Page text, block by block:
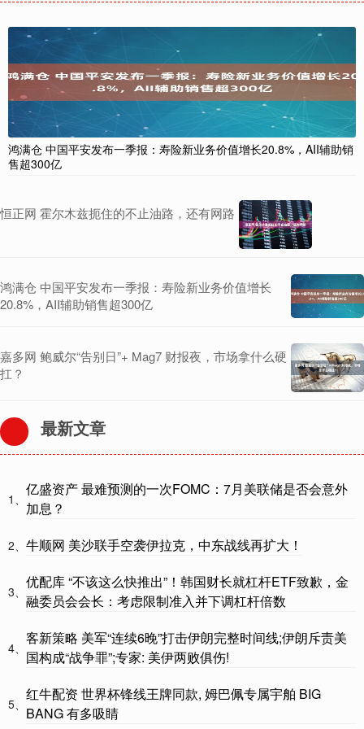
鸿满仓 中国平安发布一季报：寿险新业务价值增长20.8%，AII辅助销
售超300亿
恒正网 霍尔木兹扼住的不止油路，还有网路
鸿满仓 中国平安发布一季报：寿险新业务价值增长
20.8%，AII辅助销售超300亿
嘉多网 鲍威尔“告别日”+ Mag7 财报夜，市场拿什么硬
扛？
最新文章
1、
亿盛资产 最难预测的一次FOMC：7月美联储是否会意外
加息？
2、 牛顺网 美沙联手空袭伊拉克，中东战线再扩大！
3、
优配库 “不该这么快推出”！韩国财长就杠杆ETF致歉，金
融委员会会长：考虑限制准入并下调杠杆倍数
4、
客新策略 美军“连续6晚”打击伊朗完整时间线;伊朗斥责美
国构成“战争罪”;专家: 美伊两败俱伤!
5、
红牛配资 世界杯锋线王牌同款, 姆巴佩专属宇舶 BIG
BANG 有多吸睛